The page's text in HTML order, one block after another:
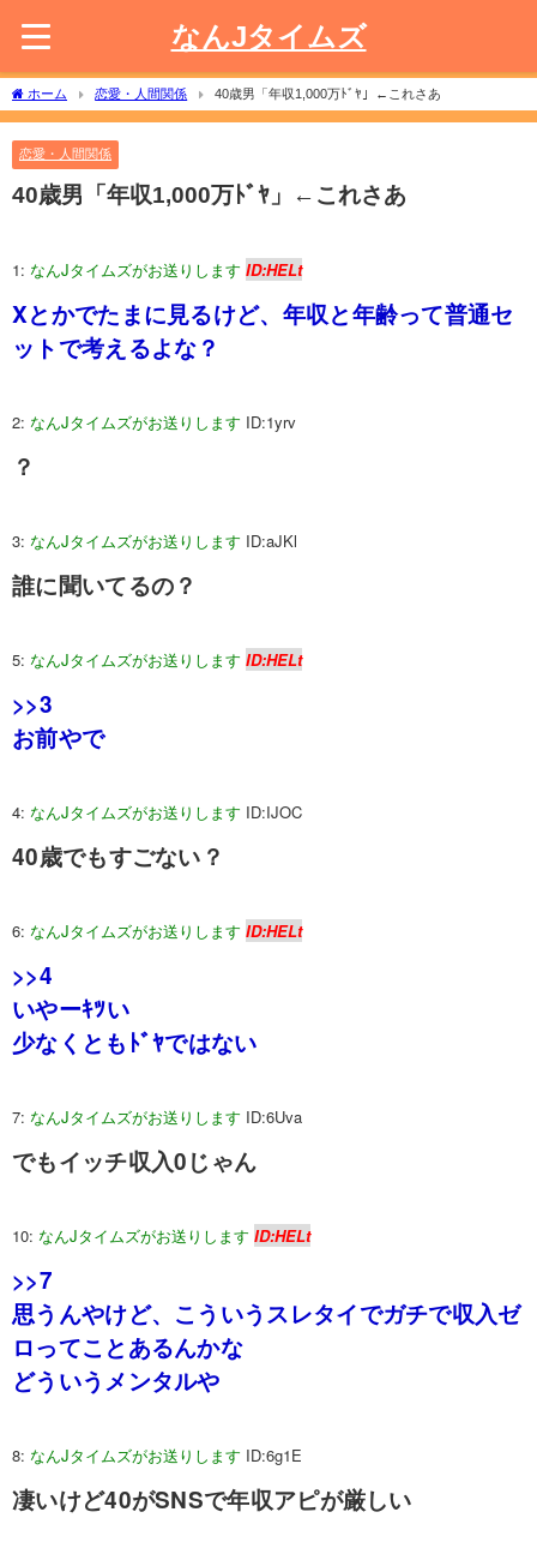
なんJタイムズ
ホーム 恋愛・人間関係 40歳男「年収1,000万ﾄﾞﾔ」←これさあ
恋愛・人間関係
40歳男「年収1,000万ﾄﾞﾔ」←これさあ
1: なんJタイムズがお送りします ID:HELt
Xとかでたまに見るけど、年収と年齢って普通セ
ットで考えるよな？
2: なんJタイムズがお送りします ID:1yrv
？
3: なんJタイムズがお送りします ID:aJKl
誰に聞いてるの？
5: なんJタイムズがお送りします ID:HELt
>>3
お前やで
4: なんJタイムズがお送りします ID:IJOC
40歳でもすごない？
6: なんJタイムズがお送りします ID:HELt
>>4
いやーｷﾂい
少なくともﾄﾞﾔではない
7: なんJタイムズがお送りします ID:6Uva
でもイッチ収入0じゃん
10: なんJタイムズがお送りします ID:HELt
>>7
思うんやけど、こういうスレタイでガチで収入ゼ
ロってことあるんかな
どういうメンタルや
8: なんJタイムズがお送りします ID:6g1E
凄いけど40がSNSで年収アピが厳しい